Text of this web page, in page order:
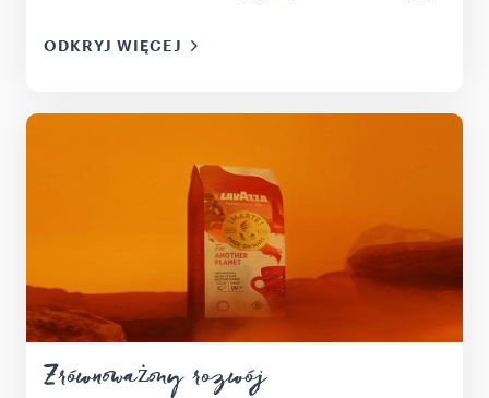
ODKRYJ WIĘCEJ
Zrównoważony rozwój